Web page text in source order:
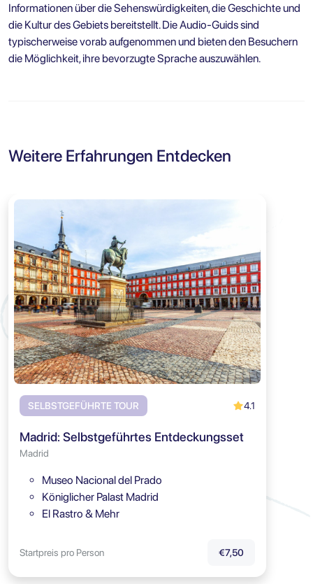
Informationen über die Sehenswürdigkeiten, die Geschichte und
die Kultur des Gebiets bereitstellt. Die Audio-Guids sind
typischerweise vorab aufgenommen und bieten den Besuchern
die Möglichkeit, ihre bevorzugte Sprache auszuwählen.
Weitere Erfahrungen Entdecken
SELBSTGEFÜHRTE TOUR 4.1
Madrid: Selbstgeführtes Entdeckungsset
Madrid
Museo Nacional del Prado
Königlicher Palast Madrid
El Rastro & Mehr
Startpreis pro Person €7,50